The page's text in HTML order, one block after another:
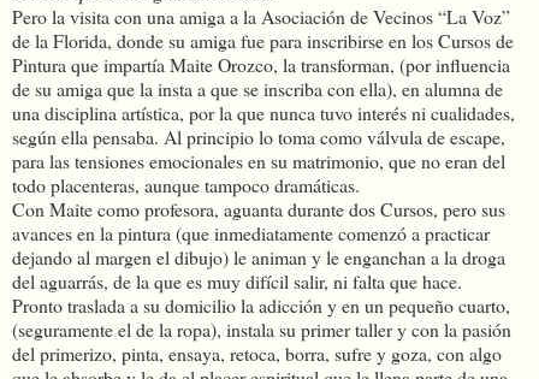
Pero la visita con una amiga a la Asociación de Vecinos “La Voz”
de la Florida, donde su amiga fue para inscribirse en los Cursos de
Pintura que impartía Maite Orozco, la transforman, (por influencia
de su amiga que la insta a que se inscriba con ella), en alumna de
una disciplina artística, por la que nunca tuvo interés ni cualidades,
según ella pensaba. Al principio lo toma como válvula de escape,
para las tensiones emocionales en su matrimonio, que no eran del
todo placenteras, aunque tampoco dramáticas.
Con Maite como profesora, aguanta durante dos Cursos, pero sus
avances en la pintura (que inmediatamente comenzó a practicar
dejando al margen el dibujo) le animan y le enganchan a la droga
del aguarrás, de la que es muy difícil salir, ni falta que hace.
Pronto traslada a su domicilio la adicción y en un pequeño cuarto,
(seguramente el de la ropa), instala su primer taller y con la pasión
del primerizo, pinta, ensaya, retoca, borra, sufre y goza, con algo